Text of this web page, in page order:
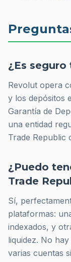
¿Es
Revolut opera
y los depósitos
Garantía de
una entidad
Trade Republic
¿Puedo
Trade
Sí,
plataformas:
indexados, y
liquidez. No
varias cuentas